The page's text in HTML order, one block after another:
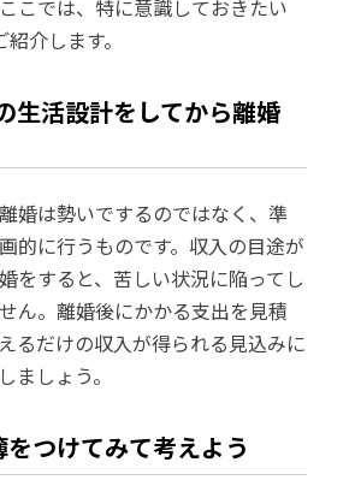
こでは、特に意識しておきたい
介します。
生活設計をしてから離婚
婚は勢いでするのではなく、準
的に行うものです。収入の目途が
をすると、苦しい状況に陥ってし
ん。離婚後にかかる支出を見積
るだけの収入が得られる見込みに
ましょう。
つけてみて考えよう